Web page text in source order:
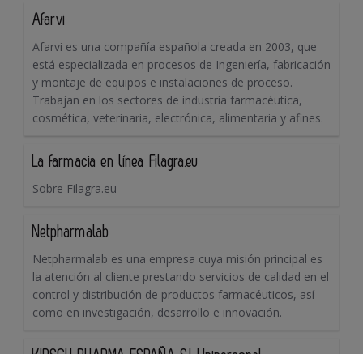
Afarvi
Afarvi es una compañía española creada en 2003, que
está especializada en procesos de Ingeniería, fabricación
y montaje de equipos e instalaciones de proceso.
Trabajan en los sectores de industria farmacéutica,
cosmética, veterinaria, electrónica, alimentaria y afines.
La farmacia en línea Filagra.eu
Sobre Filagra.eu
Netpharmalab
Netpharmalab es una empresa cuya misión principal es
la atención al cliente prestando servicios de calidad en el
control y distribución de productos farmacéuticos, así
como en investigación, desarrollo e innovación.